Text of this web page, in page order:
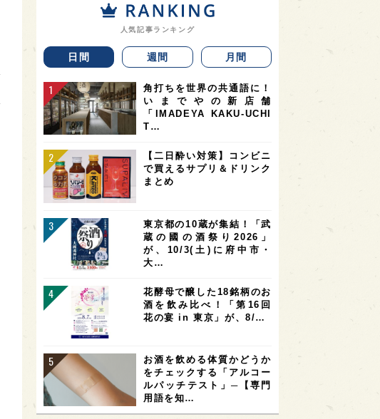
人気記事ランキング
日間 週間 月間
角打ちを世界の共通語に！
いまでやの新店舗
「IMADEYA KAKU-UCHI
T…
【二日酔い対策】コンビニ
で買えるサプリ＆ドリンク
まとめ
東京都の10蔵が集結！「武
蔵の國の酒祭り2026」
が、10/3(土)に府中市・
大…
花酵母で醸した18銘柄のお
酒を飲み比べ！「第16回
花の宴 in 東京」が、8/…
お酒を飲める体質かどうか
をチェックする「アルコー
ルパッチテスト」─【専門
用語を知…